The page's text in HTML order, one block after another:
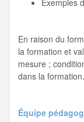
Exemples
En raison du
la formation et
mesure ;
dans la formation.
Équipe